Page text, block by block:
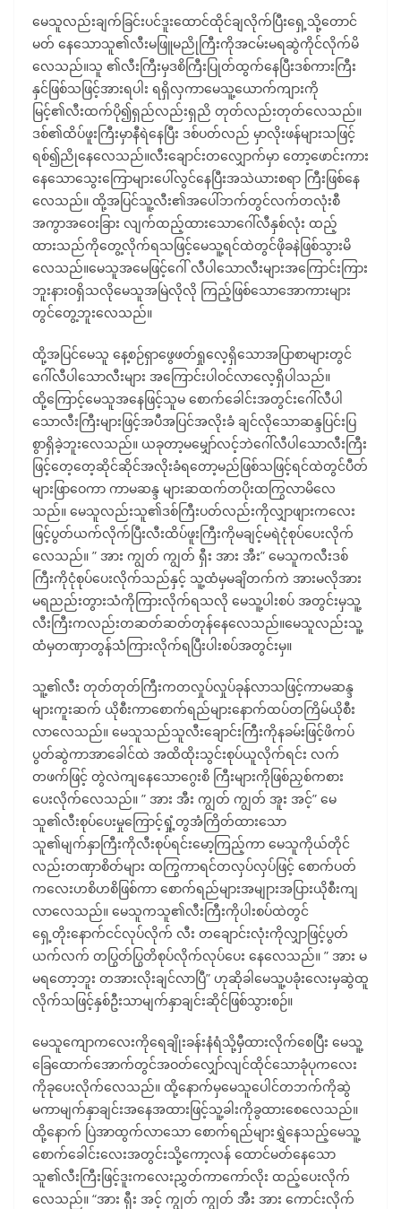
မေသူလည်းချက်ခြင်းပင်ဒူးထောင်ထိုင်ချလိုက်ပြီးရှေ့သို့တောင်
မတ် နေသောသူ၏လီးမဖြူမညိုကြီးကိုအငမ်းမရဆွဲကိုင်လိုက်မိ
လေသည်။သူ ၏လီးကြီးမှဒစိကြီးပြုတ်ထွက်နေပြီးဒစ်ကားကြီး
နှင်ဖြစ်သဖြင့်အားရပါး ရရှိလှကာမေသူ့ယောက်ကျားကို
မြင့်၏လီးထက်ပို၍ရှည်လည်းရှညိ တုတ်လည်းတုတ်လေသည်။
ဒစ်၏ထိပ်ဖူးကြီးမှာနီရဲနေပြီး ဒစ်ပတ်လည် မှာလိုးဖန်များသဖြင့်
ရစ်၍ညိုနေလေသည်။လီးချောင်းတလျှောက်မှာ တော့ဖောင်းကား
နေသောသွေးကြောများပေါ်လွင်နေပြီးအသဲယားစရာ ကြီးဖြစ်နေ
လေသည်။ ထို့အပြင်သူ့လီး၏အပေါ်ဘက်တွင်လက်တလုံးစီ
အကွာအဝေးခြား လျက်ထည့်ထားသောဂေါ်လီနှစ်လုံး ထည့်
ထားသည်ကိုတွေ့လိုက်ရသဖြင့်မေသူ့ရင်ထဲတွင်ဖိုခနဲဖြစ်သွားမိ
လေသည်။မေသူအမေဖြင့်ဂေါ် လီပါသောလီးများအကြောင်းကြား
ဘူးနားဝရှိသလိုမေသူအမြဲလိုလို ကြည့်ဖြစ်သောအောကားများ
တွင်တွေ့ဘူးလေသည်။
ထို့အပြင်မေသူ နေ့စဉ်ရှာဖွေဖတ်ရှုလေ့ရှိသောအပြာစာများတွင်
ဂေါ်လီပါသောလီးများ အကြောင်းပါဝင်လာလေ့ရှိပါသည်။
ထို့ကြောင့်မေသူအနေဖြင့်သူမ စောက်ခေါင်းအတွင်းဂေါ်လီပါ
သောလီးကြီးများဖြင့်အပီအပြင်အလိုးခံ ချင်လိုသောဆန္ဒပြင်းပြ
စွာရှိခဲ့ဘူးလေသည်။ ယခုတာ့မမျှော်လင့်ဘဲဂေါ်လီပါသောလီးကြီး
ဖြင့်တေ့တေ့ဆိုင်ဆိုင်အလိုးခံရတော့မည်ဖြစ်သဖြင့်ရင်ထဲတွင်ပီတ်
များဖြာဝေကာ ကာမဆန္ဒ များဆထက်တပိုးထကြွလာမိလေ
သည်။ မေသူလည်းသူ၏ဒစ်ကြီးပတ်လည်းကိုလျှာဖျားကလေး
ဖြင့်ပွတ်ယက်လိုက်ပြီးလီးထိပ်ဖူးကြီးကိုမချင့်မရဲငုံစုပ်ပေးလိုက်
လေသည်။ ” အား ကျွတ် ကျွတ် ရှီး အား အီး” မေသူကလီးဒစ်
ကြီးကိုငုံစုပ်ပေးလိုက်သည်နှင့် သူ့ထံမှမချိတက်ကဲ အားမလိုအား
မရညည်းတွားသံကိုကြားလိုက်ရသလို မေသူ့ပါးစပ် အတွင်းမှသူ့
လီးကြီးကလည်းတဆတ်ဆတ်တုန်နေလေသည်။မေသူလည်းသူ့
ထံမှတဏှာတွန်သံကြားလိုက်ရပြီးပါးစပ်အတွင်းမှ။
သူ့၏လီး တုတ်တုတ်ကြီးကတလှုပ်လှုပ်ခုန်လာသဖြင့်ကာမဆန္ဒ
များကူးဆက် ယိုစီးကာစောက်ရည်များနောက်ထပ်တကြိမ်ယိုစီး
လာလေသည်။ မေသူသည်သူလီးချောင်းကြီးကိုနခမ်းဖြင့်ဖိကပ်
ပွတ်ဆွဲကာအာခေါင်ထဲ အထိထိုးသွင်းစုပ်ယူလိုက်ရင်း လက်
တဖက်ဖြင့် တွဲလဲကျနေသောဂွေးစိ ကြီးများကိုဖြစ်ညှစ်ကစား
ပေးလိုက်လေသည်။ ” အား အီး ကျွတ် ကျွတ် အူး အင့်” မေ
သူ၏လီးစုပ်ပေးမှုကြောင့်ရှုံ့တွအံကြိတ်ထားသော
သူ၏မျက်နှာကြီးကိုလီးစုပ်ရင်းမော့ကြည့်ကာ မေသူကိုယ်တိုင်
လည်းတဏှာစိတ်များ ထကြွကာရင်တလှပ်လှပ်ဖြင့် စောက်ပတ်
ကလေးဟစိဟစိဖြစ်ကာ စောက်ရည်များအမျုားအပြားယိုစီးကျ
လာလေသည်။ မေသူကသူ၏လီးကြီးကိုပါးစပ်ထဲတွင်
ရှေ့တိုးနောက်ငင်လုပ်လိုက် လီး တချောင်းလုံးကိုလျှာဖြင့်ပွတ်
ယက်လက် တပြွတ်ပြွတိစုပ်လိုက်လုပ်ပေး နေလေသည်။ ” အား မ
မရတော့ဘူး တအားလိုးချင်လာပြီ” ဟုဆိုခါမေသူ့ပခုံးလေးမှဆွဲထူ
လိုက်သဖြင့်နှစ်ဦးသာမျက်နှာချင်းဆိုင်ဖြစ်သွားစဉ်။
မေသူကျောကလေးကိုရေချိုးခန်းနံရံသို့မှီထားလိုက်စေပြီး မေသူ့
ခြေထောက်အောက်တွင်အဝတ်လျှော်လျင်ထိုင်သောခုံပုကလေး
ကိုခုပေးလိုက်လေသည်။ ထို့နောက်မှမေသူပေါင်တဘက်ကိုဆွဲ
မကာမျက်နှာချင်းအနေအထားဖြင့်သူ့ခါးကိုခွထားစေလေသည်။
ထို့နောက် ပြဲအာထွက်လာသော စောက်ရည်များရွှဲနေသည့်မေသူ့
စောက်ခေါင်းလေးအတွင်းသို့ကော့လန် ထောင်မတ်နေသော
သူ၏လီးကြီးဖြင့်ဒူးကလေးညွှတ်ကာကော်လိုး ထည့်ပေးလိုက်
လေသည်။ “အား ရှီး အင့် ကျွတ် ကျွတ် အီး အား ကောင်းလိုက်